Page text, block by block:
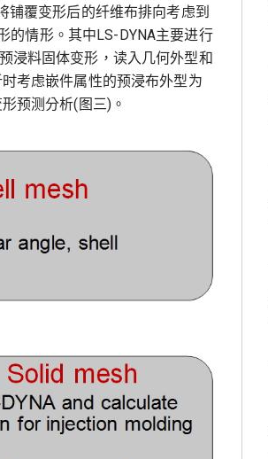
铺覆变形后的纤维布排向考虑到
的情形。其中LS-DYNA主要进行
浸料固体变形，读入几何外型和
考虑嵌件属性的预浸布外型为
预测分析(图三)。